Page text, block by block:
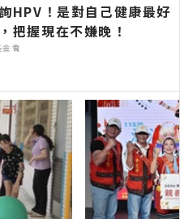
HPV！是對自己健康最好
把握現在不嫌晚！
會